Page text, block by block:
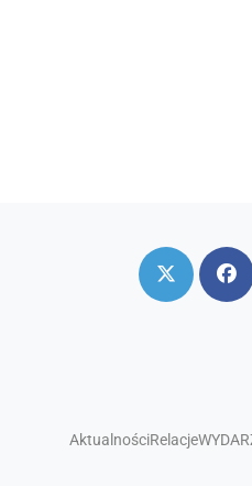
AktualnościRelacje